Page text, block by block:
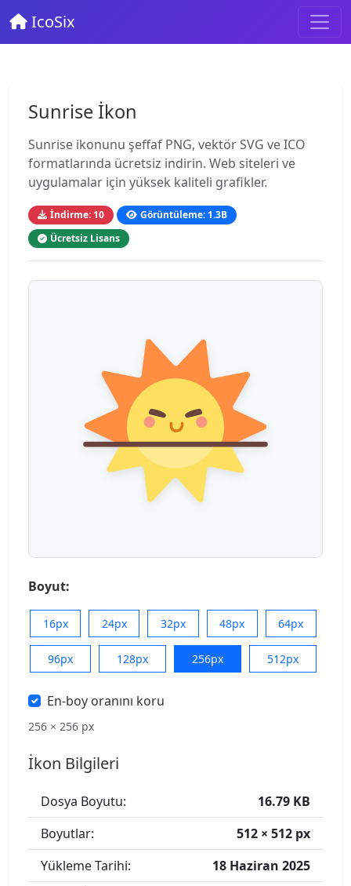
IcoSix
Sunrise İkon
Sunrise ikonunu şeffaf PNG, vektör SVG ve ICO
formatlarında ücretsiz indirin. Web siteleri ve
uygulamalar için yüksek kaliteli grafikler.
İndirme: 10
Görüntüleme: 1.3B
Ücretsiz Lisans
Boyut:
16px 24px 32px 48px 64px
96px 128px 256px 512px
En-boy oranını koru
256 × 256 px
İkon Bilgileri
Dosya Boyutu:
16.79 KB
Boyutlar:
512 × 512 px
Yükleme Tarihi:
18 Haziran 2025